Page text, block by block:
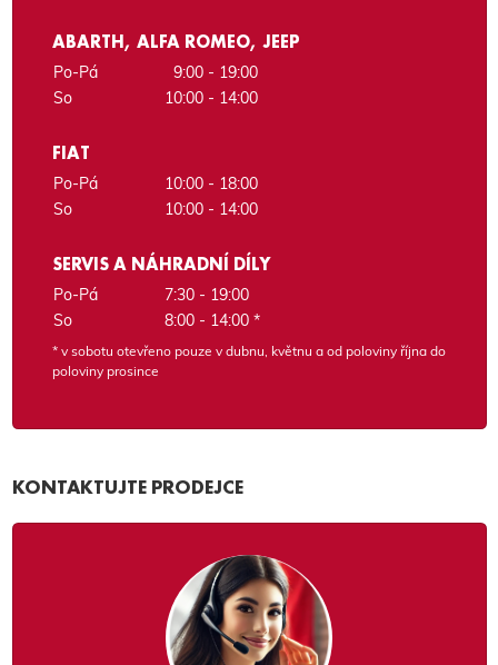
ABARTH, ALFA ROMEO, JEEP
Po-Pá
9:00 - 19:00
So
10:00 - 14:00
FIAT
Po-Pá
10:00 - 18:00
So
10:00 - 14:00
SERVIS A NÁHRADNÍ DÍLY
Po-Pá
7:30 - 19:00
So
8:00 - 14:00 *
* v sobotu otevřeno pouze v dubnu, květnu a od poloviny října do
poloviny prosince
KONTAKTUJTE PRODEJCE